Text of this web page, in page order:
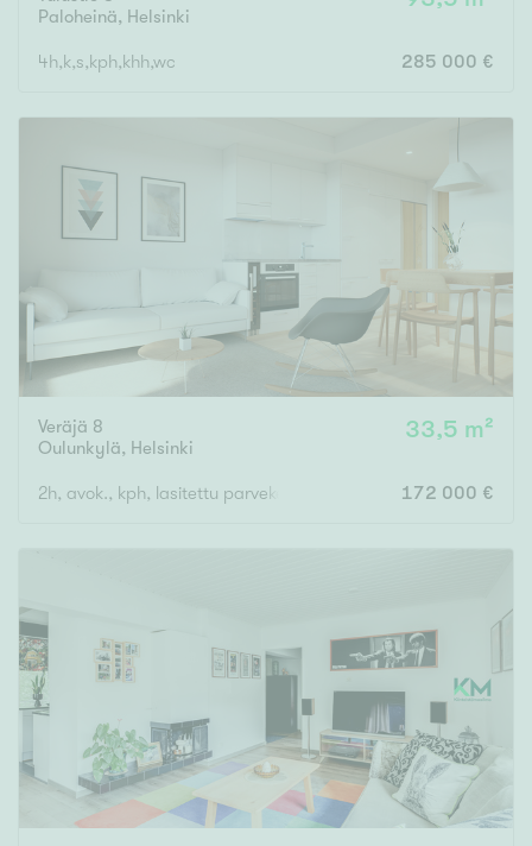
Paloheinä, Helsinki
4h,k,s,kph,khh,wc 285 000 €
Veräjä 8
Oulunkylä, Helsinki
33,5 m²
2h, avok., kph, lasitettu parveke 172 000 €